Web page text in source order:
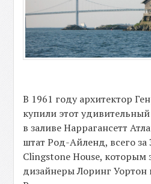
В 1961 году архитектор
купили этот
в заливе Наррагансетт
штат Род-Айленд, всего
Clingstone House, которым
дизайнеры Лоринг Уортон